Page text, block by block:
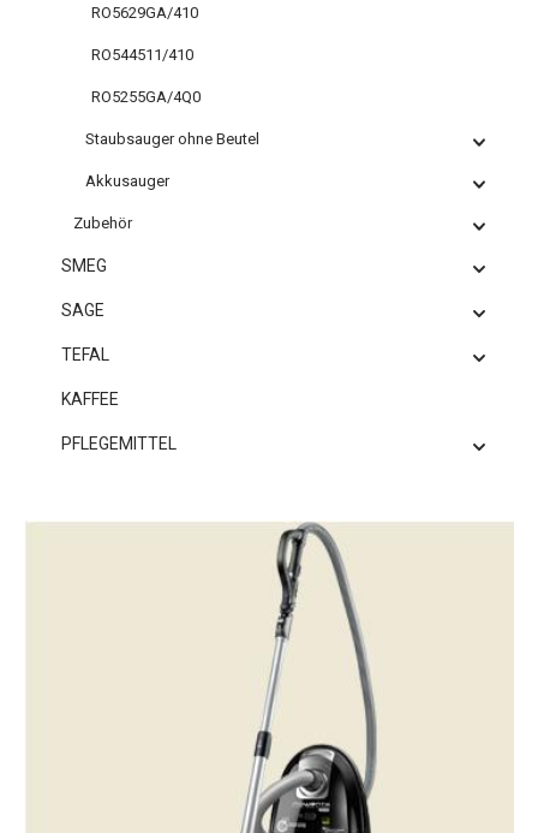
RO5629GA/410
RO544511/410
RO5255GA/4Q0
Staubsauger ohne Beutel
Akkusauger
Zubehör
SMEG
SAGE
TEFAL
KAFFEE
PFLEGEMITTEL